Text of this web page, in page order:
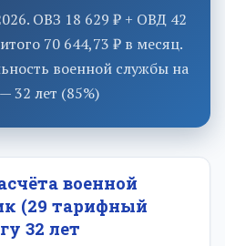
ОВЗ 18 629 ₽ + ОВД 42
70 644,73 ₽ в месяц.
военной службы на
32 лет (85%)
военной
(29 тарифный
32 лет